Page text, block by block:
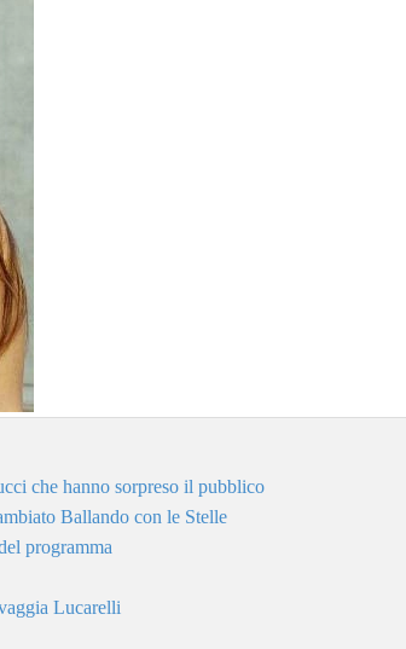
che hanno sorpreso il pubblico
Ballando con le Stelle
programma
Lucarelli